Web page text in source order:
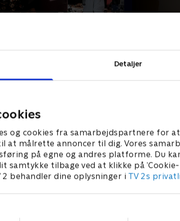
Detaljer
og cookies fra samarbejdspartnere for
at målrette annoncer til dig. Vores
på egne og andres platforme. Du
samtykke tilbage ved at klikke på
2 behandler dine oplysninger i TV 2s
hjælper Jakob ud af sin
lejlighed. John er døende,
Pernille.